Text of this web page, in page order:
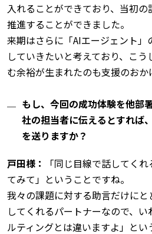
入れることができており、当初
推進することができました。
来期はさらに「AIエージェント
していきたいと考えており、こ
む余裕が生まれたのも支援のおか
もし、今回の成功体験を他部
社の担当者に伝えるとすれば
を送りますか？
戸田様：
「同じ目線で話してく
てみて」ということですね。
我々の課題に対する助言だけに
してくれるパートナーなので、
ルティングとは違いますよ」と